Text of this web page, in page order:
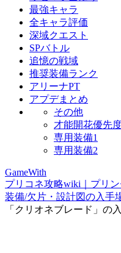
最強キャラ
全キャラ評価
深域クエスト
SPバトル
追憶の戦域
推奨装備ランク
アリーナPT
アプデまとめ
その他
才能開花優先
専用装備1
専用装備2
GameWith
プリコネ攻略wiki｜プリ
装備/欠片・設計図の入手
「クリオネブレード」の